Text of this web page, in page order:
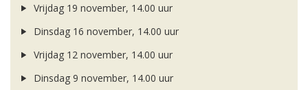
Vrijdag 19 november, 14.00 uur
Dinsdag 16 november, 14.00 uur
Vrijdag 12 november, 14.00 uur
Dinsdag 9 november, 14.00 uur